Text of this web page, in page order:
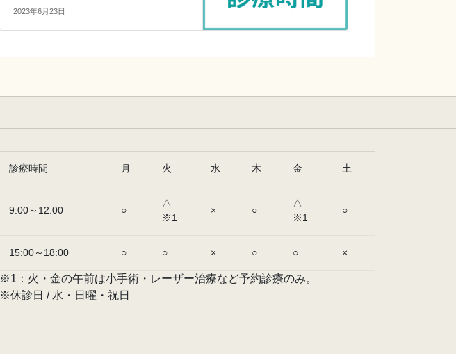
2023年6月23日
診療時間 月 火 水 木 金 土
9:00～12:00 ○
△
※1
× ○
△
※1
○
15:00～18:00 ○ ○ × ○ ○ ×
※1：火・金の午前は小手術・レーザー治療など予約診療のみ。
※休診日 / 水・日曜・祝日